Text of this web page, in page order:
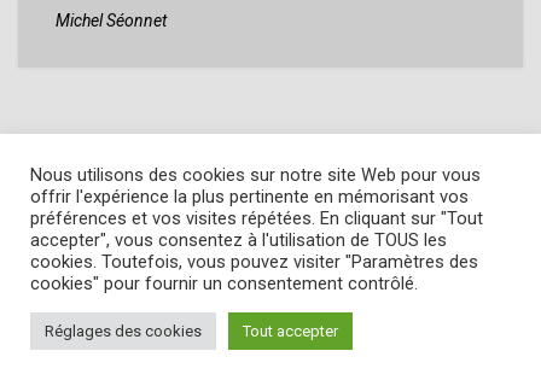
Michel Séonnet
Nous utilisons des cookies sur notre site Web pour vous
offrir l'expérience la plus pertinente en mémorisant vos
préférences et vos visites répétées. En cliquant sur "Tout
accepter", vous consentez à l'utilisation de TOUS les
cookies. Toutefois, vous pouvez visiter "Paramètres des
cookies" pour fournir un consentement contrôlé.
Réglages des cookies Tout accepter